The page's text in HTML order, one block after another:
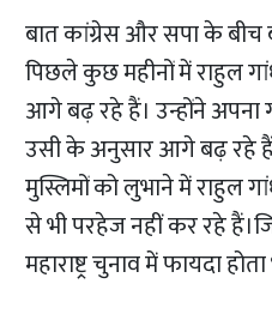
बात कांग्रेस और सपा के बीच
पिछले कुछ महीनों में राहुल
आगे बढ़ रहे हैं। उन्होंने अपना
उसी के अनुसार आगे बढ़ रहे
मुस्लिमों को लुभाने में राहुल
से भी परहेज नहीं कर रहे
महाराष्ट्र चुनाव में फायदा